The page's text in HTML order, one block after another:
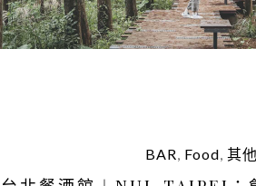
BAR, Food, 其他